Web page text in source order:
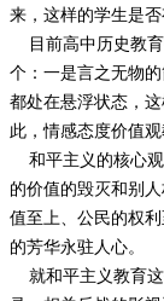
来，这样的学生是
目前高中历史教育
个：一是言之无物
都处在悬浮状态，
此，情感态度价值
和平主义的核心观
的价值的毁灭和别
值至上、公民的权
的芳华永驻人心。
就和平主义教育这
 最新公告
 校园新闻
 科学技术实